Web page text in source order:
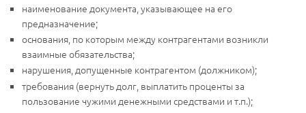
наименование документа, указывающее на его
предназначение;
основания, по которым между контрагентами возникли
взаимные обязательства;
нарушения, допущенные контрагентом (должником);
требования (вернуть долг, выплатить проценты за
пользование чужими денежными средствами и т.п.);